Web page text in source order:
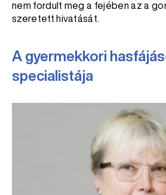
nem fordult meg a fejében az a
szeretett hivatását.
A gyermekkori
specialistája